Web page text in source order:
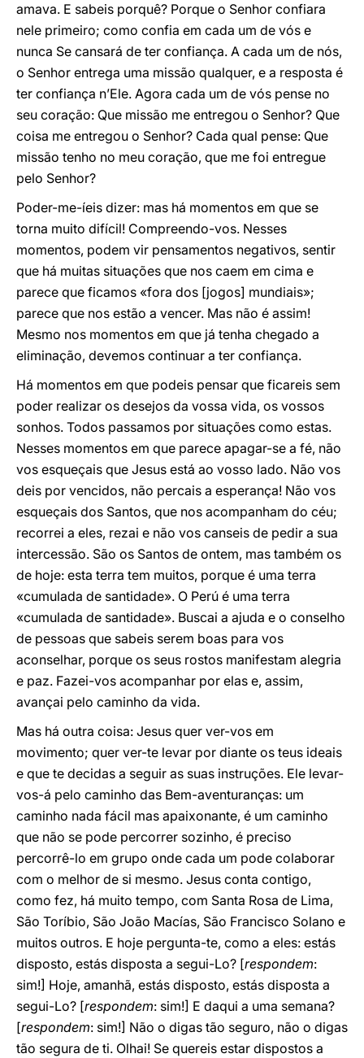
amava. E sabeis porquê? Porque o Senhor confiara
nele primeiro; como confia em cada um de vós e
nunca Se cansará de ter confiança. A cada um de nós,
o Senhor entrega uma missão qualquer, e a resposta é
ter confiança n’Ele. Agora cada um de vós pense no
seu coração: Que missão me entregou o Senhor? Que
coisa me entregou o Senhor? Cada qual pense: Que
missão tenho no meu coração, que me foi entregue
pelo Senhor?
Poder-me-íeis dizer: mas há momentos em que se
torna muito difícil! Compreendo-vos. Nesses
momentos, podem vir pensamentos negativos, sentir
que há muitas situações que nos caem em cima e
parece que ficamos «fora dos [jogos] mundiais»;
parece que nos estão a vencer. Mas não é assim!
Mesmo nos momentos em que já tenha chegado a
eliminação, devemos continuar a ter confiança.
Há momentos em que podeis pensar que ficareis sem
poder realizar os desejos da vossa vida, os vossos
sonhos. Todos passamos por situações como estas.
Nesses momentos em que parece apagar-se a fé, não
vos esqueçais que Jesus está ao vosso lado. Não vos
deis por vencidos, não percais a esperança! Não vos
esqueçais dos Santos, que nos acompanham do céu;
recorrei a eles, rezai e não vos canseis de pedir a sua
intercessão. São os Santos de ontem, mas também os
de hoje: esta terra tem muitos, porque é uma terra
«cumulada de santidade». O Perú é uma terra
«cumulada de santidade». Buscai a ajuda e o conselho
de pessoas que sabeis serem boas para vos
aconselhar, porque os seus rostos manifestam alegria
e paz. Fazei-vos acompanhar por elas e, assim,
avançai pelo caminho da vida.
Mas há outra coisa: Jesus quer ver-vos em
movimento; quer ver-te levar por diante os teus ideais
e que te decidas a seguir as suas instruções. Ele levar-
vos-á pelo caminho das Bem-aventuranças: um
caminho nada fácil mas apaixonante, é um caminho
que não se pode percorrer sozinho, é preciso
percorrê-lo em grupo onde cada um pode colaborar
com o melhor de si mesmo. Jesus conta contigo,
como fez, há muito tempo, com Santa Rosa de Lima,
São Toríbio, São João Macías, São Francisco Solano e
muitos outros. E hoje pergunta-te, como a eles: estás
disposto, estás disposta a segui-Lo? [respondem:
sim!] Hoje, amanhã, estás disposto, estás disposta a
segui-Lo? [respondem: sim!] E daqui a uma semana?
[respondem: sim!] Não o digas tão seguro, não o digas
tão segura de ti. Olhai! Se quereis estar dispostos a